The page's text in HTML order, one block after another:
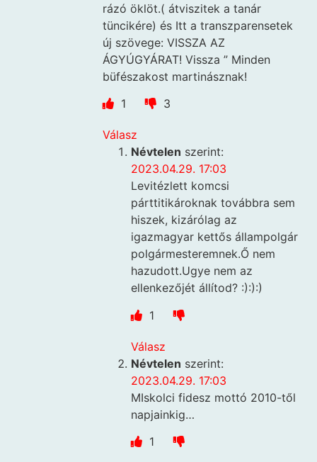
rázó öklöt.( átviszitek a tanár
tüncikére) és Itt a transzparensetek
új szövege: VISSZA AZ
ÁGYÚGYÁRAT! Vissza ” Minden
büfészakost martinásznak!
1
3
Válasz
Névtelen szerint:
2023.04.29. 17:03
Levitézlett komcsi
párttitikároknak továbbra sem
hiszek, kizárólag az
igazmagyar kettős állampolgár
polgármesteremnek.Ő nem
hazudott.Ugye nem az
ellenkezőjét állítod? :):):)
1
Válasz
Névtelen szerint:
2023.04.29. 17:03
MIskolci fidesz mottó 2010-től
napjainkig…
1